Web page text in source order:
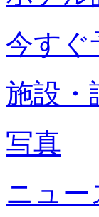
今すぐ
施設・
写真
ニュー